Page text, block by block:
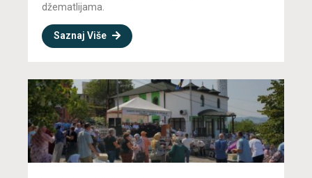
džematlijama.
Saznaj Više